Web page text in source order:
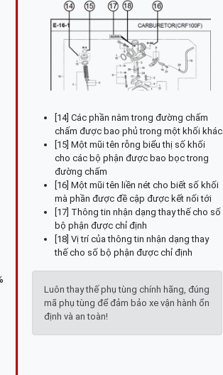
[14] Các phần nằm trong đường chấm
chấm được bao phủ trong một khối khác
[15] Một mũi tên rỗng biểu thị số khối
cho các bộ phận được bao bọc trong
đường chấm
[16] Một mũi tên liền nét cho biết số khối
mà phần được đề cập được kết nối tới
[17] Thông tin nhận dạng thay thế cho số
bộ phận được chỉ định
[18] Vị trí của thông tin nhận dạng thay
thế cho số bộ phận được chỉ định
Luôn thay thế phụ tùng chính hãng, đúng
mã phụ tùng để đảm bảo xe vận hành ổn
định và an toàn!